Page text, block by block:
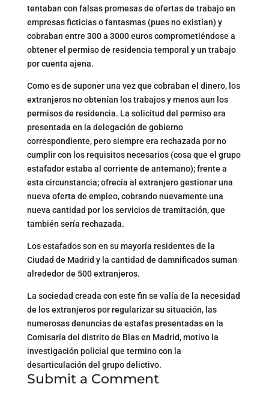
tentaban con falsas promesas de ofertas de trabajo en
empresas ficticias o fantasmas (pues no existían) y
cobraban entre 300 a 3000 euros comprometiéndose a
obtener el permiso de residencia temporal y un trabajo
por cuenta ajena.
Como es de suponer una vez que cobraban el dinero, los
extranjeros no obtenían los trabajos y menos aun los
permisos de residencia. La solicitud del permiso era
presentada en la delegación de gobierno
correspondiente, pero siempre era rechazada por no
cumplir con los requisitos necesarios (cosa que el grupo
estafador estaba al corriente de antemano); frente a
esta circunstancia; ofrecía al extranjero gestionar una
nueva oferta de empleo, cobrando nuevamente una
nueva cantidad por los servicios de tramitación, que
también sería rechazada.
Los estafados son en su mayoría residentes de la
Ciudad de Madrid y la cantidad de damnificados suman
alrededor de 500 extranjeros.
La sociedad creada con este fin se valía de la necesidad
de los extranjeros por regularizar su situación, las
numerosas denuncias de estafas presentadas en la
Comisaría del distrito de Blas en Madrid, motivo la
investigación policial que termino con la
desarticulación del grupo delictivo.
Submit a Comment